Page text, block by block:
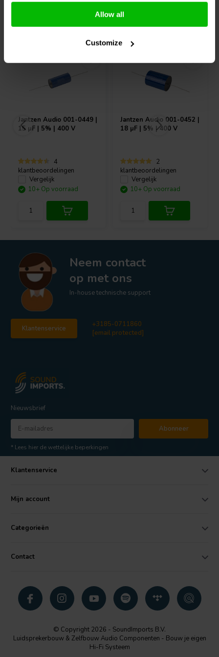
Allow all
Customize
werking in veeleisende omgevingen.
Of je nu een vintage versterker restaureert, een aangepastespeaker
Note Kaisei CAP-100-R-100U-25V brengt de sonische voordelen
ongeëvenaarde bouwkwaliteit en transparantie maken het een
essentiële upgrade voor elke serieuze audio-toepassing.
Jantzen Audio 001-0449 |
15 µF | 5% | 400 V
4
klantbeoordelingen
Vergelijk
10+ Op voorraad
Jantzen Audio 001-0452 |
18 µF | 5% | 400 V
2
klantbeoordelingen
Vergelijk
10+ Op voorraad
Neem contact
op met ons
In-house technische support
Klantenservice
+3185-0711860
[email protected]
Nieuwsbrief
Abonneer
* Lees hier de wettelijke beperkingen
Klantenservice
Mijn account
Categorieën
Contact
© Copyright 2026 - SoundImports B.V.
Luidsprekerbouw & Zelfbouw Audio Componenten - Bouw je eigen
Hi-Fi Systeem